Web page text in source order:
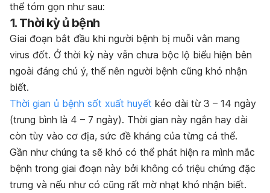
thể tóm gọn như sau:
1. Thời kỳ ủ bệnh
Giai đoạn bắt đầu khi người bệnh bị muỗi vằn mang
virus đốt. Ở thời kỳ này vẫn chưa bộc lộ biểu hiện bên
ngoài đáng chú ý, thế nên người bệnh cũng khó nhận
biết.
Thời gian ủ bệnh sốt xuất huyết kéo dài từ 3 – 14 ngày
(trung bình là 4 – 7 ngày). Thời gian này ngắn hay dài
còn tùy vào cơ địa, sức đề kháng của từng cá thể.
Gần như chúng ta sẽ khó có thể phát hiện ra mình mắc
bệnh trong giai đoạn này bởi không có triệu chứng đặc
trưng và nếu như có cũng rất mờ nhạt khó nhận biết.